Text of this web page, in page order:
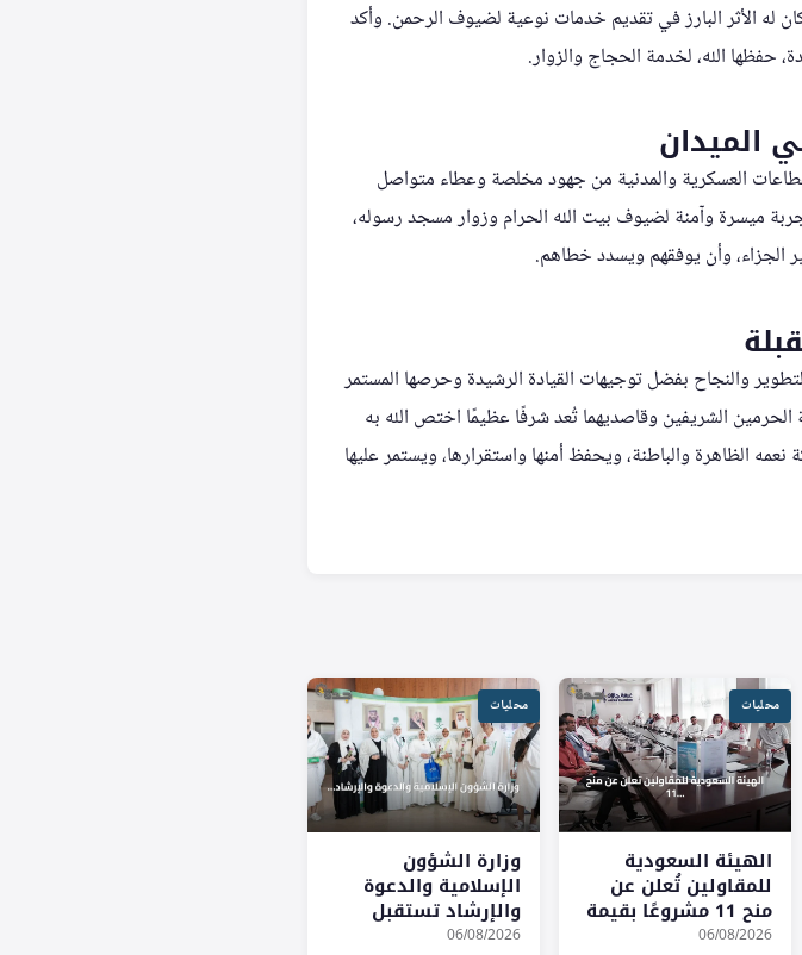
له الأثر البارز في تقديم خدمات نوعية لضيوف الرحمن. وأكد
حفظها الله، لخدمة الحجاج والزوار.
الميدان
العسكرية والمدنية من جهود مخلصة وعطاء متواصل
ميسرة وآمنة لضيوف بيت الله الحرام وزوار مسجد رسوله،
الجزاء، وأن يوفقهم ويسدد خطاهم.
والنجاح بفضل توجيهات القيادة الرشيدة وحرصها المستمر
الشريفين وقاصديهما تُعد شرفًا عظيمًا اختص الله به
نعمه الظاهرة والباطنة، ويحفظ أمنها واستقرارها، ويستمر عليها
محليات
الهيئة السعودية
للمقاولين تُعلن عن
منح 11 مشروعًا بقيمة
9.7 مليار ريال في
06/08/2026
محليات
وزارة الشؤون
الإسلامية والدعوة
والإرشاد تستقبل
الدفعة الثانية من
06/08/2026